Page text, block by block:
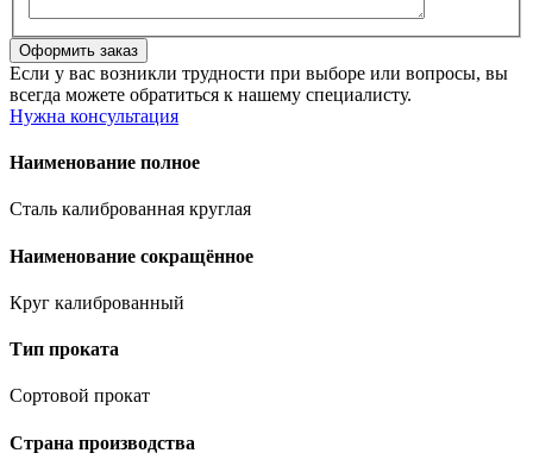
Если у вас возникли трудности при выборе или вопросы, вы
всегда можете обратиться к нашему специалисту.
Нужна консультация
Наименование полное
Сталь калиброванная круглая
Наименование сокращённое
Круг калиброванный
Тип проката
Сортовой прокат
Страна производства